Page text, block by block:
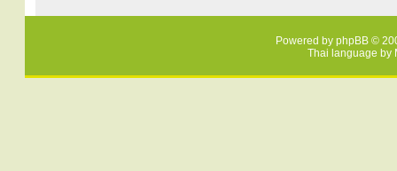
Powered by phpBB ©
Thai language by